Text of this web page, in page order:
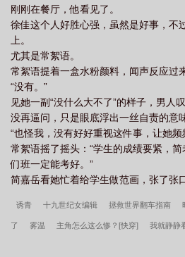
刚刚在餐厅，他看见了。
徐佳这个人好胜心强，虽然是好事，不
上。
尤其是常絮语。
常絮语提着一盒水粉颜料，闻声反应过
“没有。”
见她一副“没什么大不了”的样子，男人
没再逼问，只是眼底浮出一丝自责的意味
“也怪我，没有好好重视这件事，让她频
常絮语摇了摇头：“学生的成绩要紧，
们班一定能考好。”
简嘉岳看她忙着给学生做范画，张了张
诱青 十九世纪女编辑 拯救世界翻车指南
了 雾温 主角怎么这么惨？[快穿] 我就静静